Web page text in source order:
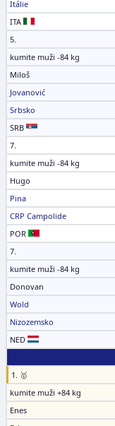
Itálie
ITA
5.
kumite muži -84 kg
Miloš
Jovanović
Srbsko
SRB
7.
kumite muži -84 kg
Hugo
Pina
CRP Campolide
POR
7.
kumite muži -84 kg
Donovan
Wold
Nizozemsko
NED
1. 🥇
kumite muži +84 kg
Enes